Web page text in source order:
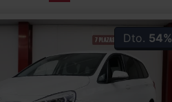
Dto. 54%